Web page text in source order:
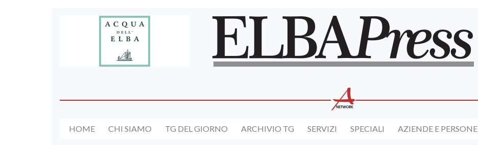
HOME CHI SIAMO TG DEL GIORNO ARCHIVIO TG SERVIZI SPECIALI AZIENDE E PERSONE